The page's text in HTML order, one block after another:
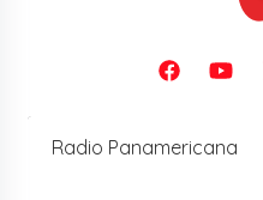
Radio Panamericana